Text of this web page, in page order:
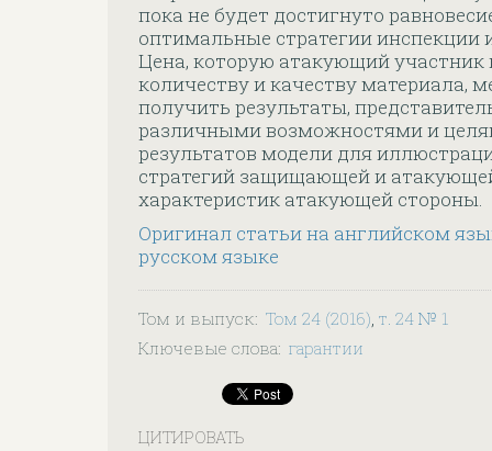
пока не будет достигнуто
оптимальные стратегии инспекции
Цена, которую атакующий участник
количеству и качеству материала,
получить результаты,
различными возможностями и
результатов модели для
стратегий защищающей и
характеристик атакующей стороны.
Оригинал статьи на английском
русском языке
Том и выпуск: Том 24 (2016) т. 24 № 1
Ключевые слова: гарантии
ЦИТИРОВАТЬ